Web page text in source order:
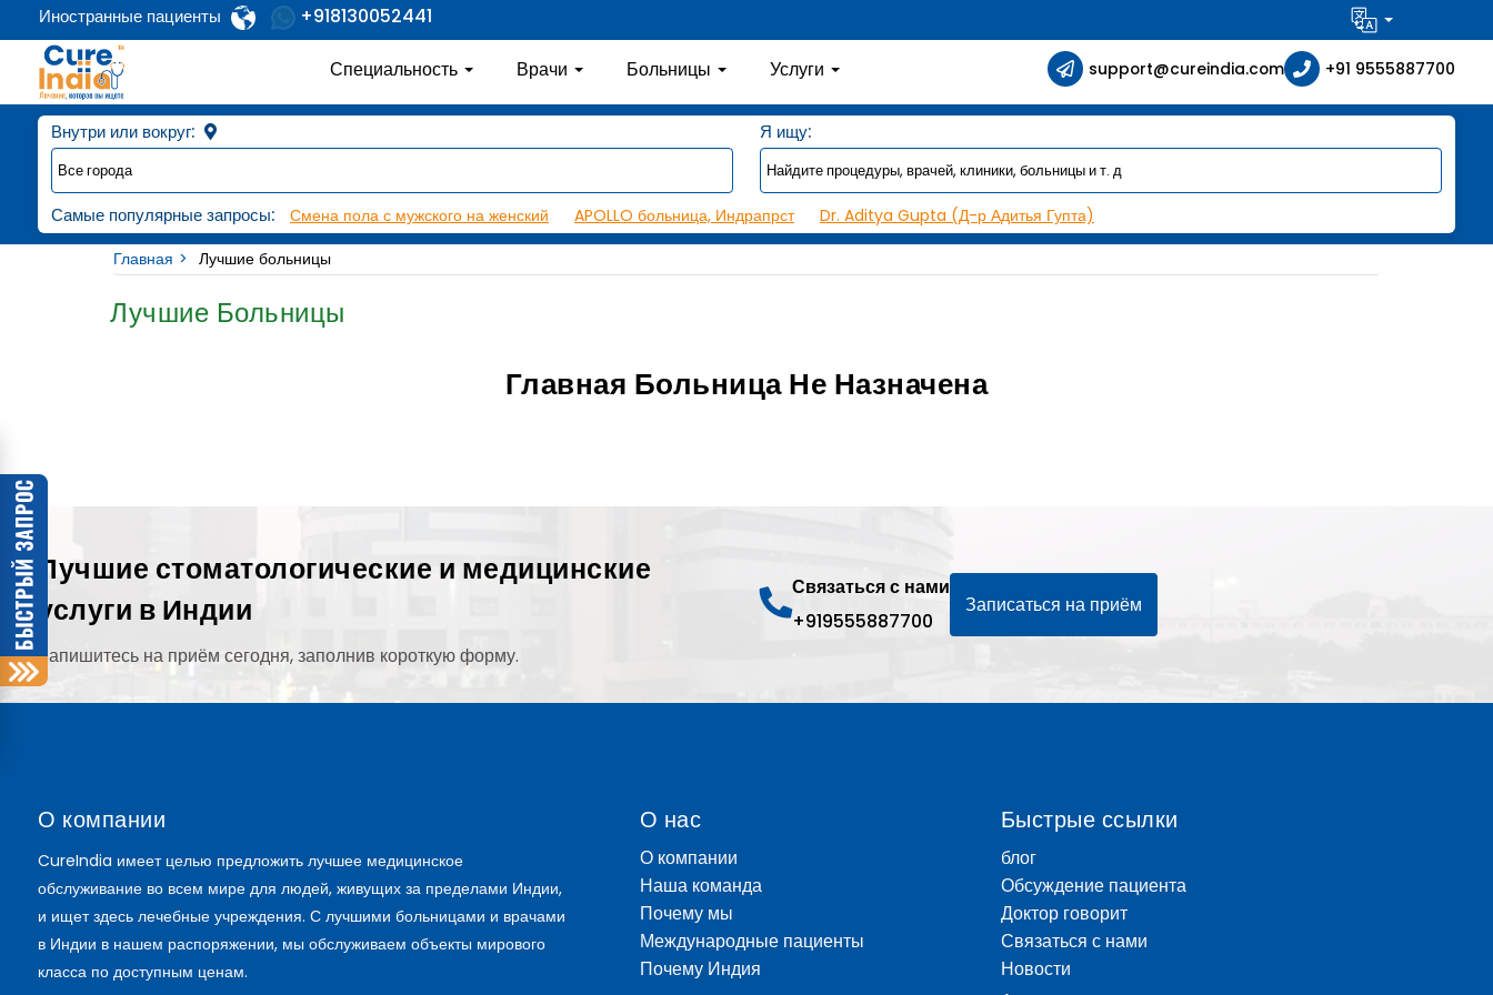
Иностранные пациенты +918130052441
Специальность Врачи Больницы Услуги support@cureindia.com +91 9555887700
Внутри или вокруг: Я ищу:
Самые популярные запросы: Смена пола с мужского на женский APOLLO больница, Индрапрст
Dr. Aditya Gupta (Д-р Адитья Гупта)
Главная
Лучшие больницы
Лучшие Больницы
Главная Больница Не Назначена
Лучшие стоматологические и медицинские
услуги в Индии
Запишитесь на приём сегодня, заполнив короткую форму.
Связаться с нами
+919555887700
Записаться на приём
О компании
CureIndia имеет целью предложить лучшее медицинское
обслуживание во всем мире для людей, живущих за пределами Индии,
и ищет здесь лечебные учреждения. С лучшими больницами и врачами
в Индии в нашем распоряжении, мы обслуживаем объекты мирового
класса по доступным ценам.
О нас
О компании
Наша команда
Почему мы
Международные пациенты
Почему Индия
Быстрые ссылки
блог
Обсуждение пациента
Доктор говорит
Связаться с нами
Новости